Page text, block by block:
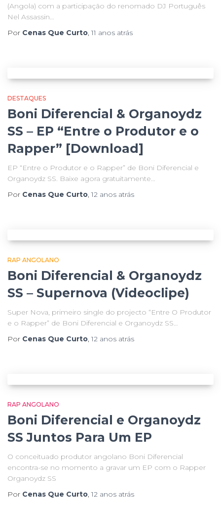
(Angola) com a participação do renomado DJ Português
Nel Assassin…
Por Cenas Que Curto,11 anos atrás
DESTAQUES
Boni Diferencial & Organoydz
SS – EP “Entre o Produtor e o
Rapper” [Download]
EP “Entre o Produtor e o Rapper” de Boni Diferencial e
Organoydz SS. Baixe agora gratuitamente…
Por Cenas Que Curto,12 anos atrás
RAP ANGOLANO
Boni Diferencial & Organoydz
SS – Supernova (Videoclipe)
Super Nova, primeiro single do projecto “Entre O Produtor
e o Rapper” de Boni Diferencial e Organoydz SS…
Por Cenas Que Curto,12 anos atrás
RAP ANGOLANO
Boni Diferencial e Organoydz
SS Juntos Para Um EP
O conceituado produtor angolano Boni Diferencial
encontra-se no momento a gravar um EP com o Rapper
Organoydz SS
Por Cenas Que Curto,12 anos atrás